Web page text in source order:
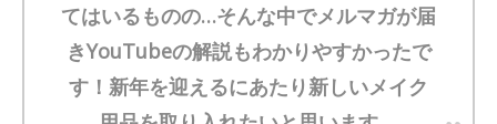
てはいるものの…そんな中でメルマガが届
きYouTubeの解説もわかりやすかったで
す！新年を迎えるにあたり新しいメイク